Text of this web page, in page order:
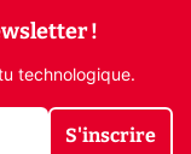
!
technologique.
S'inscrire